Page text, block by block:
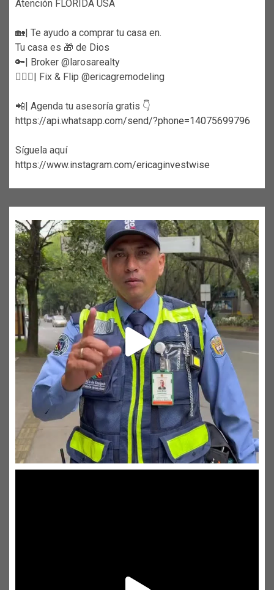
Atención FLORIDA USA
🏡| Te ayudo a comprar tu casa en.
Tu casa es 🎁 de Dios
🔑| Broker @larosarealty
👷🏼‍♀️| Fix & Flip @ericagremodeling
📲| Agenda tu asesoría gratis 👇
https://api.whatsapp.com/send/?phone=14075699796
Síguela aquí
https://www.instagram.com/ericaginvestwise